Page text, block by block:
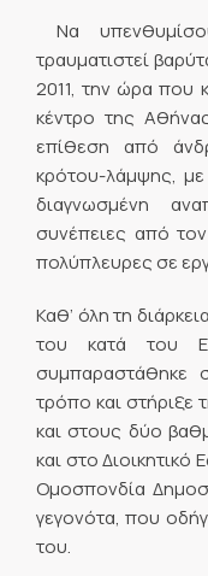
Να
τραυματιστεί
2011, την ώρα που
κέντρο της
επίθεση από
κρότου-λάμψης,
διαγνωσμένη
συνέπειες από
πολύπλευρες σε
Καθ’ όλη τη
του κατά του
συμπαραστάθηκε
τρόπο και στήριξε
και στους δύο
και στο Διοικητικό
Ομοσπονδία
γεγονότα, που
του.